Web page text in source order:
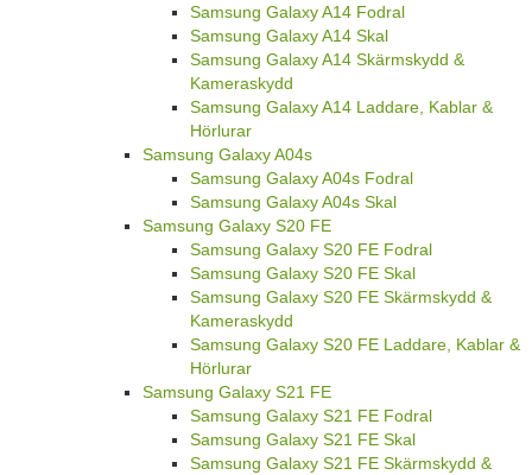
Samsung Galaxy A14 Fodral
Samsung Galaxy A14 Skal
Samsung Galaxy A14 Skärmskydd &
Kameraskydd
Samsung Galaxy A14 Laddare, Kablar &
Hörlurar
Samsung Galaxy A04s
Samsung Galaxy A04s Fodral
Samsung Galaxy A04s Skal
Samsung Galaxy S20 FE
Samsung Galaxy S20 FE Fodral
Samsung Galaxy S20 FE Skal
Samsung Galaxy S20 FE Skärmskydd &
Kameraskydd
Samsung Galaxy S20 FE Laddare, Kablar &
Hörlurar
Samsung Galaxy S21 FE
Samsung Galaxy S21 FE Fodral
Samsung Galaxy S21 FE Skal
Samsung Galaxy S21 FE Skärmskydd &